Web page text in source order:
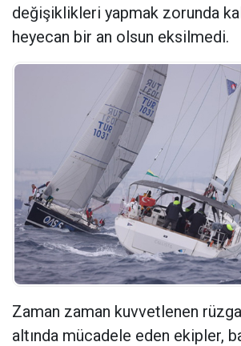
değişiklikleri yapmak zorunda
heyecan bir an olsun eksilmedi.
Zaman zaman kuvvetlenen
altında mücadele eden ekipler,